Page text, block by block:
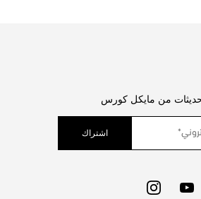
من مايكل كورس
اشتراك